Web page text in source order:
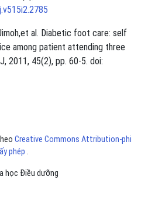
al. Diabetic foot care: self
among patient attending three
2011, 45(2), pp. 60-5. doi:
Creative Commons Attribution-phi
phép .
học Điều dưỡng